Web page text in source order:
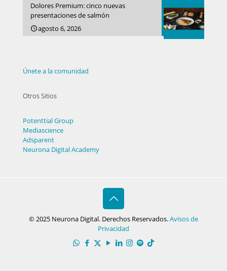
Dolores Premium: cinco nuevas
presentaciones de salmón
agosto 6, 2026
Únete a la comunidad
Otros Sitios
Potenttial Group
Mediascience
Adsparent
Neurona Digital Academy
© 2025 Neurona Digital. Derechos Reservados.Avisos de
Privacidad